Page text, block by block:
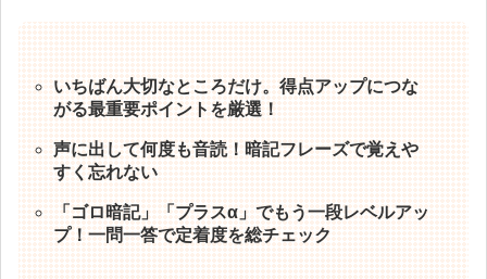
いちばん大切なところだけ。得点アップにつな
がる最重要ポイントを厳選！
声に出して何度も音読！暗記フレーズで覚えや
すく忘れない
「ゴロ暗記」「プラスα」でもう一段レベルアッ
プ！一問一答で定着度を総チェック